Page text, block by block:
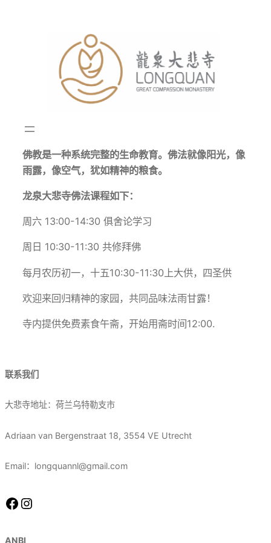
佛教是一种系统完整的生命教育。佛法就像阳光，像
雨露，像空气，犹如精神的粮食。
龙泉大悲寺佛法课程如下：
周六 13:00-14:30 俱舍论学习
周日 10:30-11:30 共修拜佛
每月农历初一，十五10:30-11:30上大供，四圣供
欢迎来回归精神的家园，共同品味法雨甘露！
寺内提供免费素食午斋，开始用斋时间12:00.
联系我们
大悲寺地址：荷兰乌特勒支市
Adriaan van Bergenstraat 18, 3554 VE Utrecht
Email：longquannl@gmail.com
Facebook Instagram
ANBI